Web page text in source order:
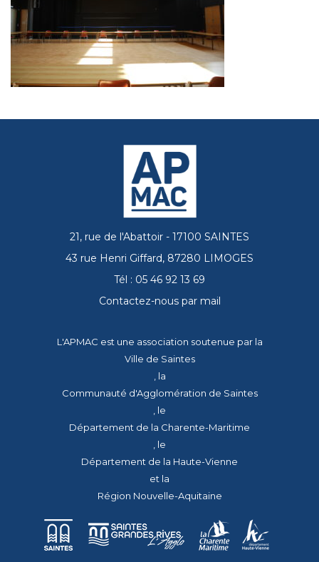
21, rue de l'Abattoir - 17100 SAINTES
43 rue Henri Giffard, 87280 LIMOGES
Tél : 05 46 92 13 69
Contactez-nous par mail
L'APMAC est une association soutenue par la
Ville de Saintes
, la
Communauté d'Agglomération de Saintes
, le
Département de la Charente-Maritime
, le
Département de la Haute-Vienne
et la
Région Nouvelle-Aquitaine